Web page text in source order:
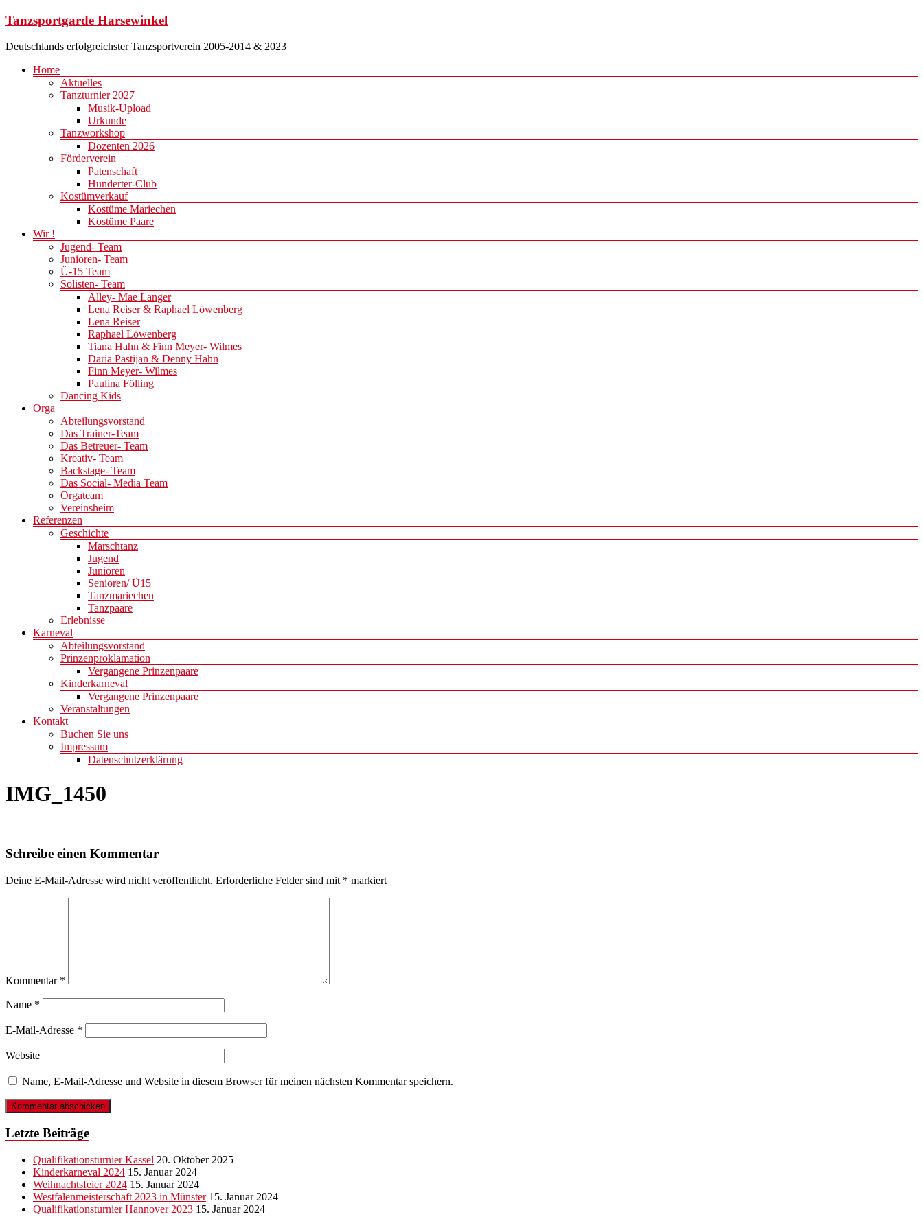
Zum
springen
Tanzsportgarde Harsewinkel
Deutschlands erfolgreichster Tanzsportverein 2005-2014 & 2023
Menü
Home
Aktuelles
Tanzturnier 2027
Musik-Upload
Urkunde
Tanzworkshop
Dozenten 2026
Förderverein
Patenschaft
Hunderter-Club
Kostümverkauf
Kostüme Mariechen
Kostüme Paare
Wir !
Jugend- Team
Junioren- Team
Ü-15 Team
Solisten- Team
Alley- Mae Langer
Lena Reiser & Raphael Löwenberg
Lena Reiser
Raphael Löwenberg
Tiana Hahn & Finn Meyer- Wilmes
Daria Pastijan & Denny Hahn
Finn Meyer- Wilmes
Paulina Fölling
Dancing Kids
Orga
Abteilungsvorstand
Das Trainer-Team
Das Betreuer- Team
Kreativ- Team
Backstage- Team
Das Social- Media Team
Orgateam
Vereinsheim
Referenzen
Geschichte
Marschtanz
Jugend
Junioren
Senioren/ Ü15
Tanzmariechen
Tanzpaare
Erlebnisse
Karneval
Abteilungsvorstand
Prinzenproklamation
Vergangene Prinzenpaare
Kinderkarneval
Vergangene Prinzenpaare
Veranstaltungen
Kontakt
Buchen Sie uns
Impressum
Datenschutzerklärung
IMG_1450
Schreibe einen Kommentar
Deine E-Mail-Adresse wird nicht veröffentlicht. Erforderliche Felder sind mit * markiert
Kommentar *
Name *
E-Mail-Adresse *
Website
Name, E-Mail-Adresse und Website in diesem Browser für meinen nächsten Kommentar speichern.
Letzte Beiträge
Qualifikationsturnier Kassel 20. Oktober 2025
Kinderkarneval 2024 15. Januar 2024
Weihnachtsfeier 2024 15. Januar 2024
Westfalenmeisterschaft 2023 in Münster 15. Januar 2024
Qualifikationsturnier Hannover 2023 15. Januar 2024